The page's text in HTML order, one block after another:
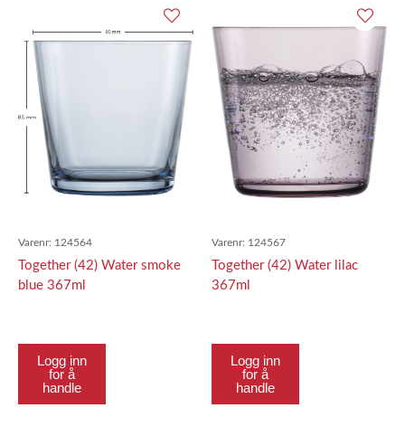
Varenr: 124564
Together (42) Water smoke
blue 367ml
Logg inn
for å
handle
Varenr: 124567
Together (42) Water lilac
367ml
Logg inn
for å
handle